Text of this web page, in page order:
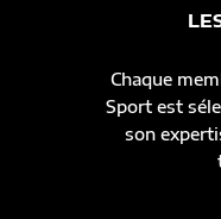
Chaque
Sport est
son